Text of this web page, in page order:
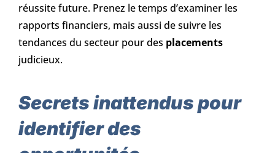
réussite future. Prenez le temps d’examiner les
rapports financiers, mais aussi de suivre les
tendances du secteur pour des placements
judicieux.
Secrets inattendus pour
identifier des